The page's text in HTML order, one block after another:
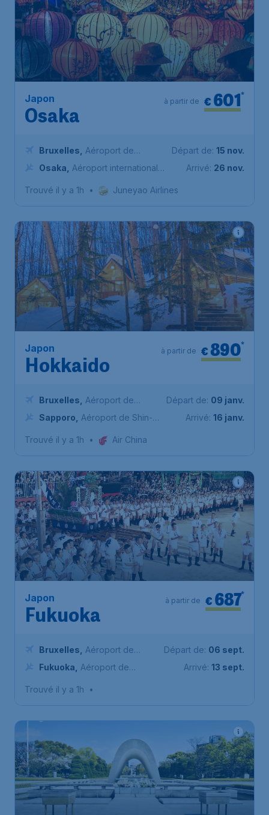
Japon
Osaka
€ 601*
à partir de
Bruxelles
Aéroport de
Bruxelles-National
Osaka
Aéroport international
Départ de: 15 nov.
Arrivé: 26 nov.
Trouvé il y a 1h • Juneyao Airlines
Japon
Hokkaido
€ 890*
à partir de
Bruxelles
Aéroport de
Bruxelles-National
Sapporo
Aéroport de Shin-
Départ de: 09 janv.
Arrivé: 16 janv.
Trouvé il y a 1h • Air China
Japon
Fukuoka
€ 687*
à partir de
Bruxelles
Aéroport de
Bruxelles-National
Fukuoka
Aéroport de
Départ de: 06 sept.
Arrivé: 13 sept.
Trouvé il y a 1h •